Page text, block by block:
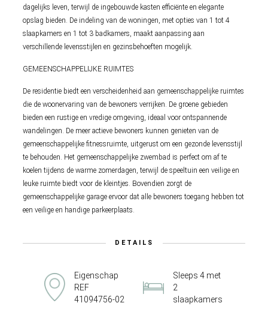
dagelijks leven, terwijl de ingebouwde kasten efficiënte en elegante
opslag bieden. De indeling van de woningen, met opties van 1 tot 4
slaapkamers en 1 tot 3 badkamers, maakt aanpassing aan
verschillende levensstijlen en gezinsbehoeften mogelijk.
GEMEENSCHAPPELIJKE RUIMTES
De residentie biedt een verscheidenheid aan gemeenschappelijke ruimtes
die de woonervaring van de bewoners verrijken. De groene gebieden
bieden een rustige en vredige omgeving, ideaal voor ontspannende
wandelingen. De meer actieve bewoners kunnen genieten van de
gemeenschappelijke fitnessruimte, uitgerust om een gezonde levensstijl
te behouden. Het gemeenschappelijke zwembad is perfect om af te
koelen tijdens de warme zomerdagen, terwijl de speeltuin een veilige en
leuke ruimte biedt voor de kleintjes. Bovendien zorgt de
gemeenschappelijke garage ervoor dat alle bewoners toegang hebben tot
een veilige en handige parkeerplaats.
DETAILS
Eigenschap
REF
41094756-02
Sleeps 4 met
2
slaapkamers